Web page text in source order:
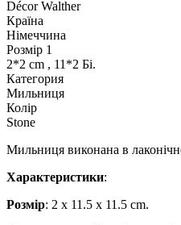
Décor Walther
Країна
Німеччина
Розмір 1
2*2 cm , 11*2 Бі.
Категория
Мильниця
Колір
Stone
Мильниця виконана в
Характеристики:
Розмір: 2 x 11.5 x 11.5 cm.